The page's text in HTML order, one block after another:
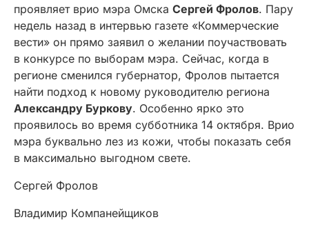
проявляет врио мэра Омска Сергей Фролов. Пару
недель назад в интервью газете «Коммерческие
вести» он прямо заявил о желании поучаствовать
в конкурсе по выборам мэра. Сейчас, когда в
регионе сменился губернатор, Фролов пытается
найти подход к новому руководителю региона
Александру Буркову. Особенно ярко это
проявилось во время субботника 14 октября. Врио
мэра буквально лез из кожи, чтобы показать себя
в максимально выгодном свете.
Сергей Фролов
Владимир Компанейщиков